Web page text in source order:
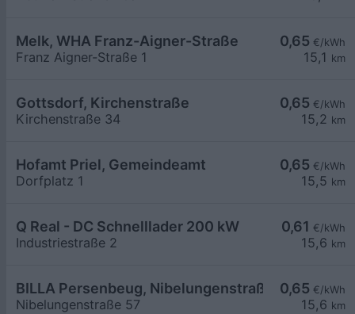
0,65 €/kWh
15,1 km
Melk, WHA Franz-Aigner-Straße
Franz Aigner-Straße 1
0,65 €/kWh
15,2 km
Gottsdorf, Kirchenstraße
Kirchenstraße 34
0,65 €/kWh
15,5 km
Hofamt Priel, Gemeindeamt
Dorfplatz 1
0,61 €/kWh
15,6 km
Q Real - DC Schnelllader 200 kW
Industriestraße 2
0,65 €/kWh
15,6 km
BILLA Persenbeug, Nibelungenstraße
Nibelungenstraße 57